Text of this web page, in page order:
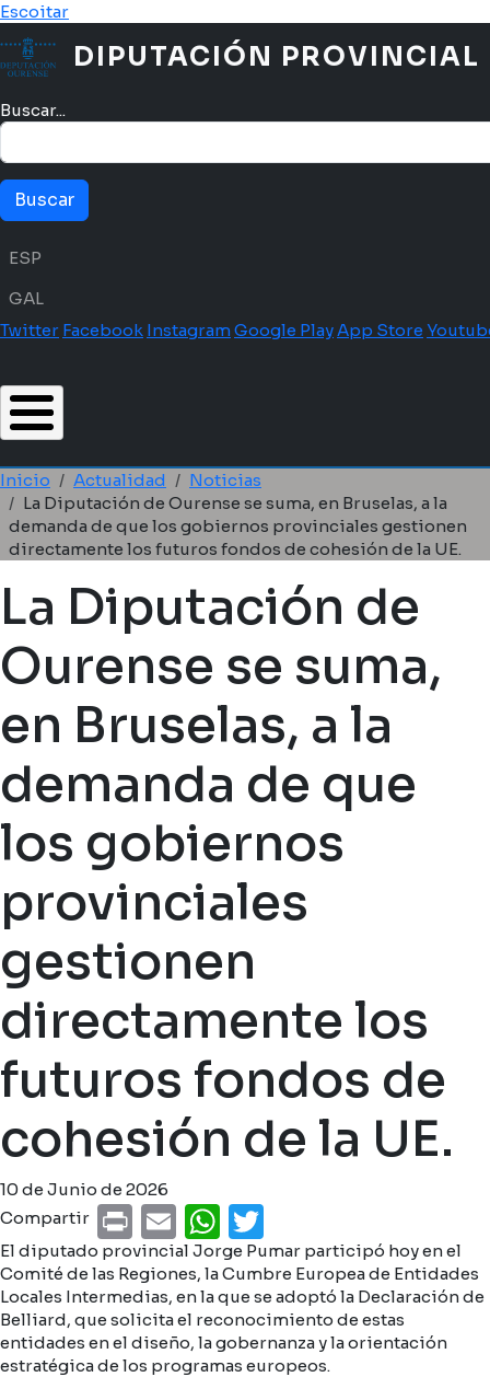
Pasar al contenido principal
Escoitar
DIPUTACIÓN PROVINCIAL
Buscar...
Menú idioma
ESP
GAL
Twitter Facebook InstagramGoogle PlayApp Store
Ruta de navegación
Inicio Actualidad
Noticias
La Diputación de Ourense se suma, en Bruselas, a la
demanda de que los gobiernos provinciales gestionen
directamente los futuros fondos de cohesión de la UE.
La Diputación de
Ourense se suma,
en Bruselas, a la
demanda de que
los gobiernos
provinciales
gestionen
directamente los
futuros fondos de
cohesión de la UE.
10 de Junio de 2026
Compartir
PrintEmailWhatsApp
El diputado provincial Jorge Pumar participó hoy en el
Comité de las Regiones, la Cumbre Europea de Entidades
Locales Intermedias, en la que se adoptó la Declaración de
Belliard, que solicita el reconocimiento de estas
entidades en el diseño, la gobernanza y la orientación
estratégica de los programas europeos.